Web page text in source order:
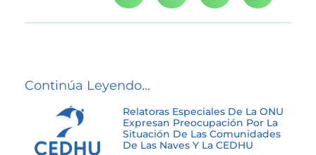
Continúa Leyendo...
Relatoras Especiales De La ONU
Expresan Preocupación Por La
Situación De Las Comunidades
De Las Naves Y La CEDHU